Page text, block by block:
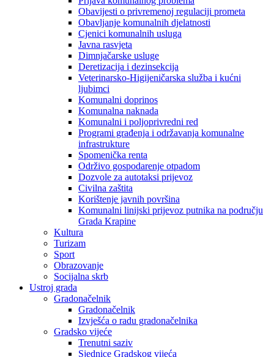
Obavijesti o privremenoj regulaciji prometa
Obavljanje komunalnih djelatnosti
Cjenici komunalnih usluga
Javna rasvjeta
Dimnjačarske usluge
Deretizacija i dezinsekcija
Veterinarsko-Higijeničarska služba i kućni
ljubimci
Komunalni doprinos
Komunalna naknada
Komunalni i poljoprivredni red
Programi građenja i održavanja komunalne
infrastrukture
Spomenička renta
Održivo gospodarenje otpadom
Dozvole za autotaksi prijevoz
Civilna zaštita
Korištenje javnih površina
Komunalni linijski prijevoz putnika na području
Grada Krapine
Kultura
Turizam
Sport
Obrazovanje
Socijalna skrb
Ustroj grada
Gradonačelnik
Gradonačelnik
Izvješća o radu gradonačelnika
Gradsko vijeće
Trenutni saziv
Sjednice Gradskog vijeća